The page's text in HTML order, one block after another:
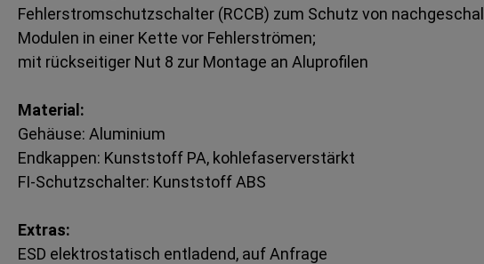
Fehlerstromschutzschalter (RCCB) zum Schutz von
Modulen in einer Kette vor Fehlerströmen;
mit rückseitiger Nut 8 zur Montage an Aluprofilen
Material:
Gehäuse: Aluminium
Endkappen: Kunststoff PA, kohlefaserverstärkt
FI-Schutzschalter: Kunststoff ABS
Extras:
ESD elektrostatisch entladend, auf Anfrage